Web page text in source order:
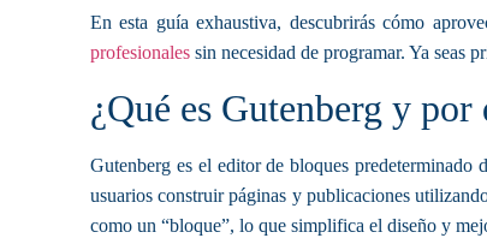
En esta guía exhaustiva, descubrirás cómo
profesionales sin necesidad de programar. Ya seas
¿Qué es Gutenberg y
Gutenberg es el editor de bloques
usuarios construir páginas y publicaciones
como un “bloque”, lo que simplifica el diseño y